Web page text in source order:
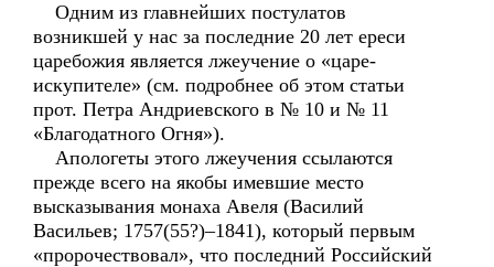
Одним из главнейших постулатов
возникшей у нас за последние 20 лет ереси
царебожия является лжеучение о «царе-
искупителе» (см. подробнее об этом статьи
прот. Петра Андриевского в № 10 и № 11
«Благодатного Огня»).
Апологеты этого лжеучения ссылаются
прежде всего на якобы имевшие место
высказывания монаха Авеля (Василий
Васильев; 1757(55?)–1841), который первым
«пророчествовал», что последний Российский